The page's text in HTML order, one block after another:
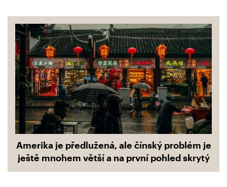
Amerika je předlužená, ale čínský problém je
ještě mnohem větší a na první pohled skrytý